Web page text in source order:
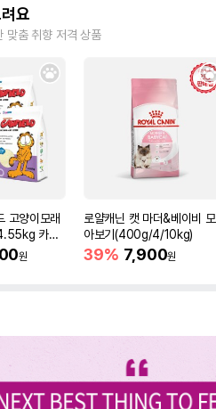
요
맞춤 취향 저격 상품
고양이모래
카사
원
로얄캐닌 캣 마더&베이비 모
아보기(400g/4/10kg)
39% 7,900원